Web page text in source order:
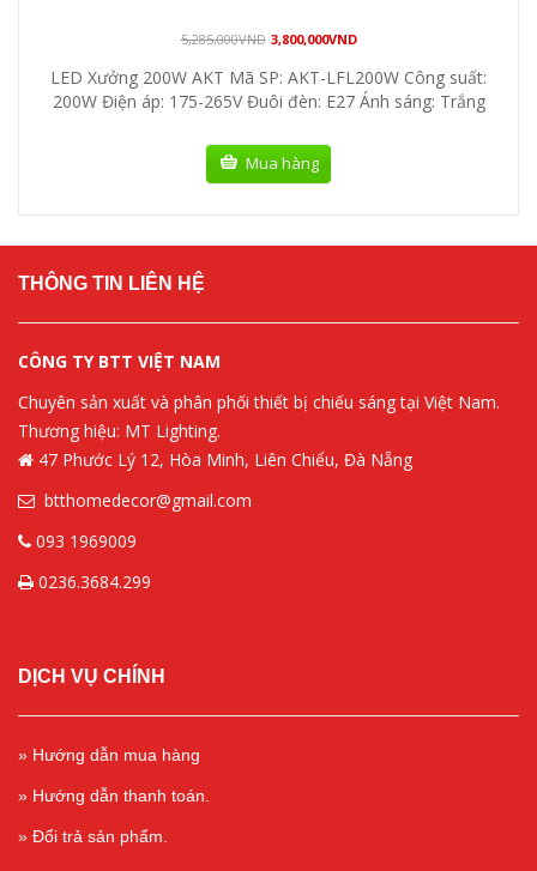
5,285,000VND 3,800,000VND
LED Xưởng 200W AKT Mã SP: AKT-LFL200W Công suất:
200W Điện áp: 175-265V Đuôi đèn: E27 Ánh sáng: Trắng
Mua hàng
THÔNG TIN LIÊN HỆ
CÔNG TY BTT VIỆT NAM
Chuyên sản xuất và phân phối thiết bị chiếu sáng tại Việt Nam.
Thương hiệu: MT Lighting.
47 Phước Lý 12, Hòa Minh, Liên Chiểu, Đà Nẵng
btthomedecor@gmail.com
093 1969009
0236.3684.299
DỊCH VỤ CHÍNH
» Hướng dẫn mua hàng
» Hướng dẫn thanh toán.
» Đổi trả sản phẩm.